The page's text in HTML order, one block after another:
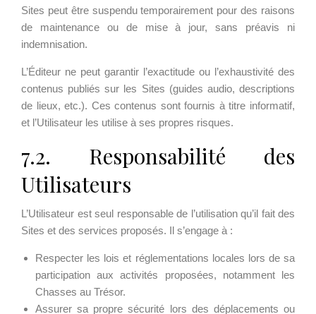
Sites peut être suspendu temporairement pour des raisons
de maintenance ou de mise à jour, sans préavis ni
indemnisation.
L’Éditeur ne peut garantir l’exactitude ou l’exhaustivité des
contenus publiés sur les Sites (guides audio, descriptions
de lieux, etc.). Ces contenus sont fournis à titre informatif,
et l’Utilisateur les utilise à ses propres risques.
7.2. Responsabilité des
Utilisateurs
L’Utilisateur est seul responsable de l’utilisation qu’il fait des
Sites et des services proposés. Il s’engage à :
Respecter les lois et réglementations locales lors de sa
participation aux activités proposées, notamment les
Chasses au Trésor.
Assurer sa propre sécurité lors des déplacements ou